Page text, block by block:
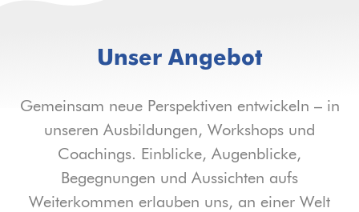
Unser Angebot
Gemeinsam neue Perspektiven entwickeln – in
unseren Ausbildungen, Workshops und
Coachings. Einblicke, Augenblicke,
Begegnungen und Aussichten aufs
Weiterkommen erlauben uns, an einer Welt